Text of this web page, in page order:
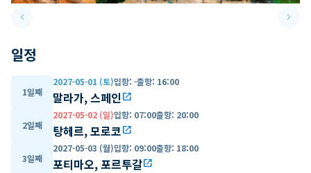
keyboard_arrow_leftPrevious slide keyboard_arrow_right
일정
1일째
2027-05-01 (토)입항: -출항: 16:00
말라가, 스페인open_in_new
2일째
2027-05-02 (일)입항: 07:00출항: 20:00
탕헤르, 모로코open_in_new
3일째
2027-05-03 (월)입항: 09:00출항: 18:00
포티마오, 포르투갈open_in_new